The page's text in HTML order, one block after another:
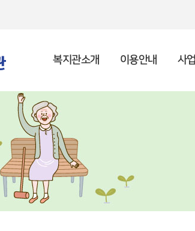
복지관소개 이용안내 사